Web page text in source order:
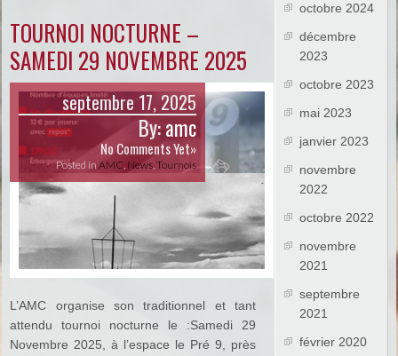
TOURNOI NOCTURNE –
SAMEDI 29 NOVEMBRE 2025
septembre 17, 2025
By:amc
No Comments Yet»
Posted inAMC, News,Tournois
L’AMC organise son traditionnel et tant
attendu tournoi nocturne le :Samedi 29
Novembre 2025, à l’espace le Pré 9, près
octobre 2024
décembre
2023
octobre 2023
mai 2023
janvier 2023
novembre
2022
octobre 2022
novembre
2021
septembre
2021
février 2020